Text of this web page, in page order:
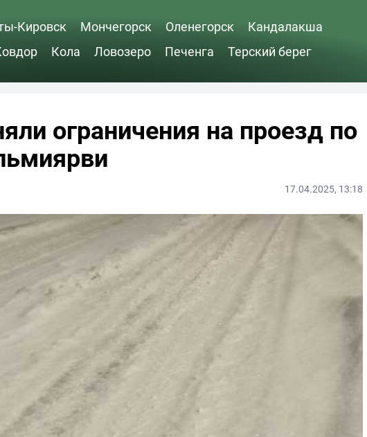
Кировск Мончегорск Оленегорск
Кандалакша
Кола Ловозеро Печенга Терский берег
ограничения на проезд по
17.04.2025, 13:18